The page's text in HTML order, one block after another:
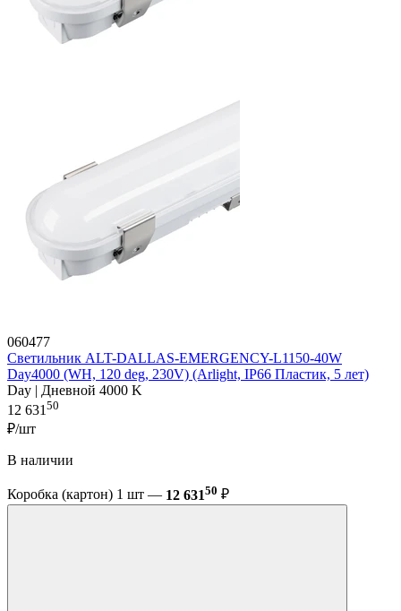
060477
Светильник ALT-DALLAS-EMERGENCY-L1150-40W
Day4000 (WH, 120 deg, 230V) (Arlight, IP66 Пластик, 5 лет)
Day | Дневной 4000 K
12 63150
₽/шт
В наличии
Коробка (картон) 1 шт — 12 63150 ₽